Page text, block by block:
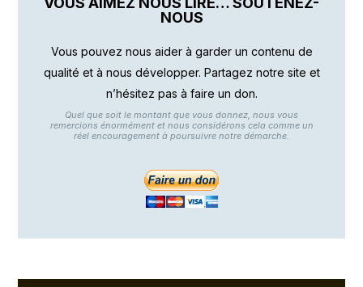
NOUS
Vous pouvez nous aider à garder un contenu de
qualité et à nous développer. Partagez notre site et
n’hésitez pas à faire un don.
Quel que soit le montant que vous donnez, nous vous
remercions énormément et nous considérons cela comme un
réel encouragement à poursuivre notre démarche.